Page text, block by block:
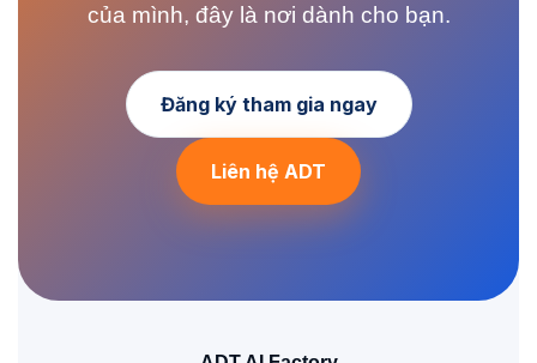
của mình, đây là nơi dành cho bạn.
Đăng ký tham gia ngay
Liên hệ ADT